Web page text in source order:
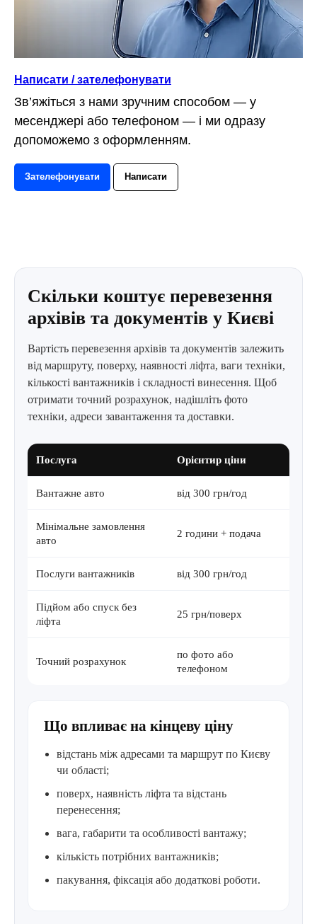
Написати / зателефонувати
Зв’яжіться з нами зручним способом — у
месенджері або телефоном — і ми одразу
допоможемо з оформленням.
Зателефонувати Написати
Скільки коштує перевезення
архівів та документів у Києві
Вартість перевезення архівів та документів залежить
від маршруту, поверху, наявності ліфта, ваги техніки,
кількості вантажників і складності винесення. Щоб
отримати точний розрахунок, надішліть фото
техніки, адреси завантаження та доставки.
Послуга Орієнтир ціни
Вантажне авто від 300 грн/год
Мінімальне замовлення
авто
2 години + подача
Послуги вантажників від 300 грн/год
Підйом або спуск без
ліфта
25 грн/поверх
Точний розрахунок
по фото або
телефоном
Що впливає на кінцеву ціну
відстань між адресами та маршрут по Києву
чи області;
поверх, наявність ліфта та відстань
перенесення;
вага, габарити та особливості вантажу;
кількість потрібних вантажників;
пакування, фіксація або додаткові роботи.